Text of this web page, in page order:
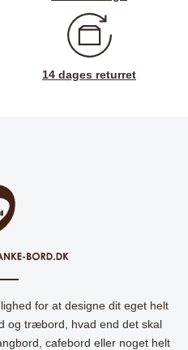
14 dages returret
for at designe dit eget helt
og træbord, hvad end det skal
cafebord eller noget helt